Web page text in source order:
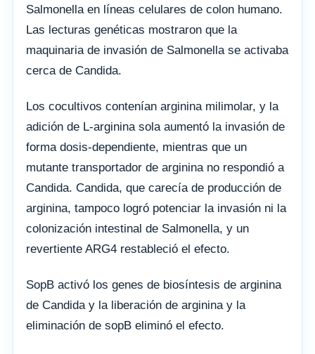
Salmonella en líneas celulares de colon humano.
Las lecturas genéticas mostraron que la
maquinaria de invasión de Salmonella se activaba
cerca de Candida.
Los cocultivos contenían arginina milimolar, y la
adición de L-arginina sola aumentó la invasión de
forma dosis-dependiente, mientras que un
mutante transportador de arginina no respondió a
Candida. Candida, que carecía de producción de
arginina, tampoco logró potenciar la invasión ni la
colonización intestinal de Salmonella, y un
revertiente ARG4 restableció el efecto.
SopB activó los genes de biosíntesis de arginina
de Candida y la liberación de arginina y la
eliminación de sopB eliminó el efecto.